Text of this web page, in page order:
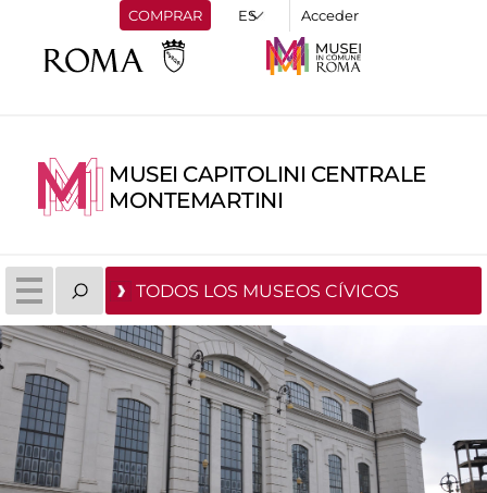
COMPRAR Acceder
MUSEI CAPITOLINI CENTRALE
MONTEMARTINI
TODOS LOS MUSEOS CÍVICOS